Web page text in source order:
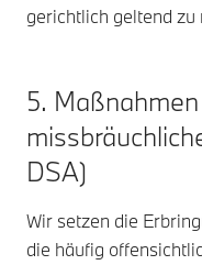
gerichtlich geltend zu
5.
DSA)
Wir setzen die
die häufig